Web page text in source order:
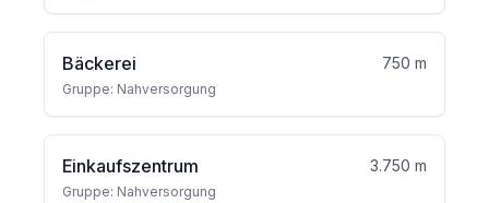
Bäckerei 750 m
Gruppe: Nahversorgung
Einkaufszentrum 3.750 m
Gruppe: Nahversorgung